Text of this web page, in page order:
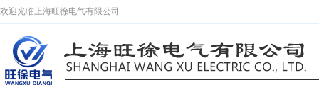
欢迎光临上海旺徐电气有限公司